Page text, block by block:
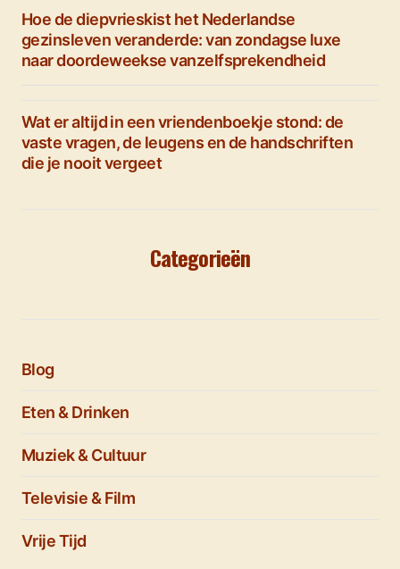
Hoe de diepvrieskist het Nederlandse
gezinsleven veranderde: van zondagse luxe
naar doordeweekse vanzelfsprekendheid
Wat er altijd in een vriendenboekje stond: de
vaste vragen, de leugens en de handschriften
die je nooit vergeet
Categorieën
Blog
Eten & Drinken
Muziek & Cultuur
Televisie & Film
Vrije Tijd